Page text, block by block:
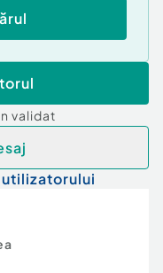
ofere oaspetilor lor
pitoresc si
validat